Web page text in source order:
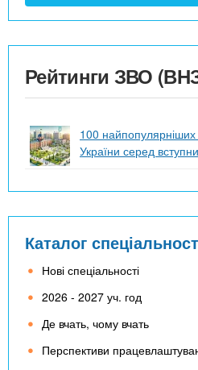
Рейтинги ЗВО
100 найпопулярніших
України серед
Каталог
Нові спеціальності
2026 - 2027 уч. год
Де вчать, чому вчать
Перспективи